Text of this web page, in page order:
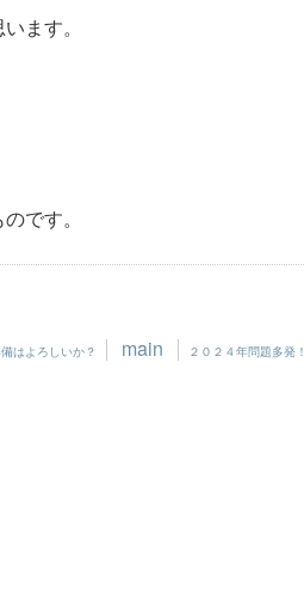
ます。
です。
はよろしいか？ main ２０２４年問題多発！